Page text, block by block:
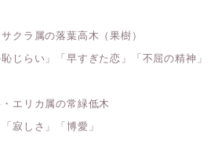
クラ属の落葉高木（果樹）
じらい」「早すぎた恋」「不屈の精神」
エリカ属の常緑低木
寂しさ」「博愛」